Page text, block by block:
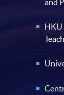
and